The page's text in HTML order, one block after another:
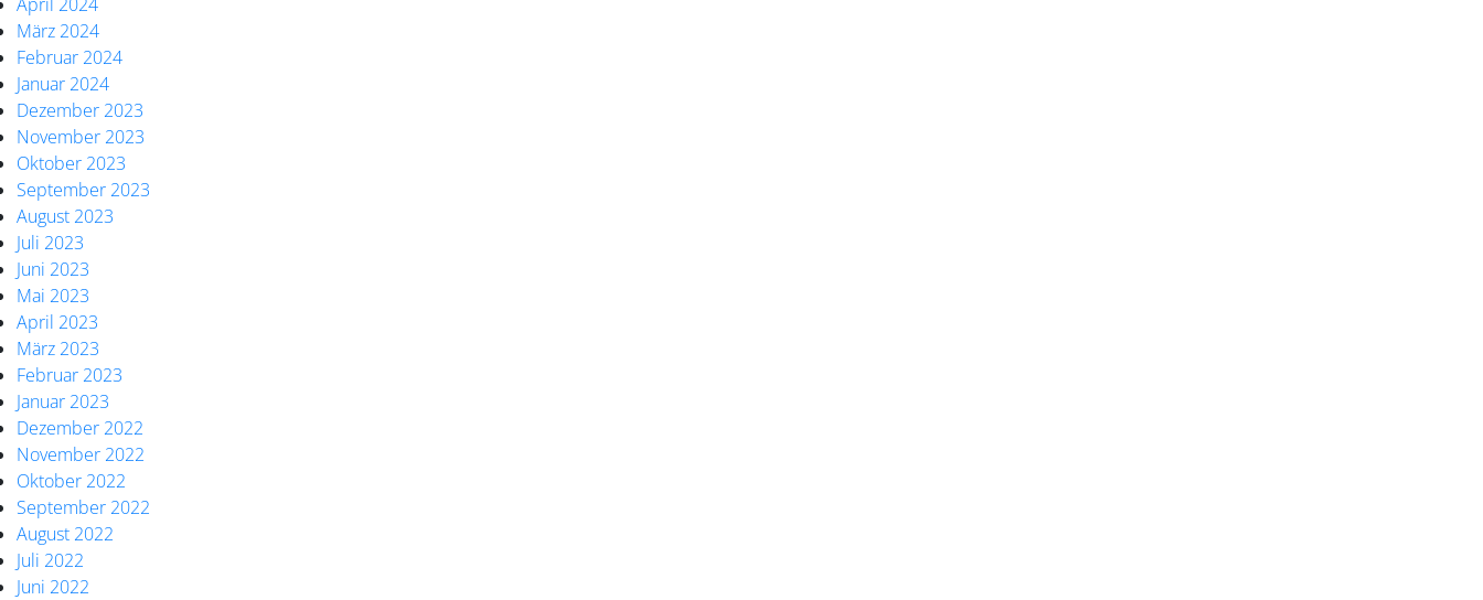
März 2024
Februar 2024
Januar 2024
Dezember 2023
November 2023
Oktober 2023
September 2023
August 2023
Juli 2023
Juni 2023
Mai 2023
April 2023
März 2023
Februar 2023
Januar 2023
Dezember 2022
November 2022
Oktober 2022
September 2022
August 2022
Juli 2022
Juni 2022